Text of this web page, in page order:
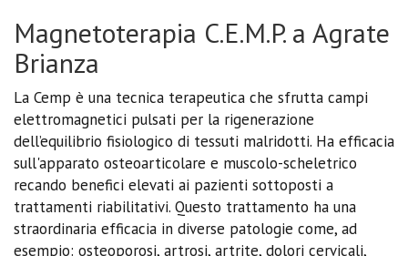
Magnetoterapia C.E.M.P. a Agrate
Brianza
La Cemp è una tecnica terapeutica che sfrutta campi
elettromagnetici pulsati per la rigenerazione
dell’equilibrio fisiologico di tessuti malridotti. Ha efficacia
sull'apparato osteoarticolare e muscolo-scheletrico
recando benefici elevati ai pazienti sottoposti a
trattamenti riabilitativi. Questo trattamento ha una
straordinaria efficacia in diverse patologie come, ad
esempio: osteoporosi, artrosi, artrite, dolori cervicali,